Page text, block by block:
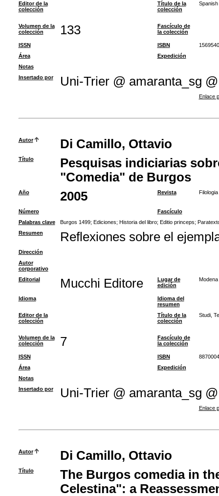
Editor de la
colección
Título de la
colección
Volumen de la
colección
133
Fascículo de
la colección
ISSN ISBN
Área
Expedición
Notas
Insertado por
Uni-Trier @ amaranta_sg
Enlace
Autor Di Camillo, Ottavio
Título
Pesquisas indiciarias
"Comedia" de Burgos
Año 2005 Revista
Número
Fascículo
Palabras clave
Burgos 1499; Ediciones; Historia del libro; Editio princeps;
Resumen
Reflexiones sobre el
Dirección
Autor
corporativo
Editorial
Mucchi Editore
Lugar de
edición
Modena
Idioma
Idioma del
resumen
Editor de la
colección
Título de la
colección
Studi,
Volumen de la
colección
7
Fascículo de
la colección
ISSN ISBN
Área
Expedición
Notas
Insertado por
Uni-Trier @ amaranta_sg
Enlace
Autor Di Camillo, Ottavio
Título
The Burgos comedia in
Celestina": a